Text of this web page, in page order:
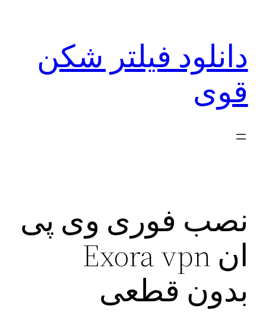
دانلود فیلتر شکن
قوی
نصب فوری وی پی
ان Exora vpn
بدون قطعی